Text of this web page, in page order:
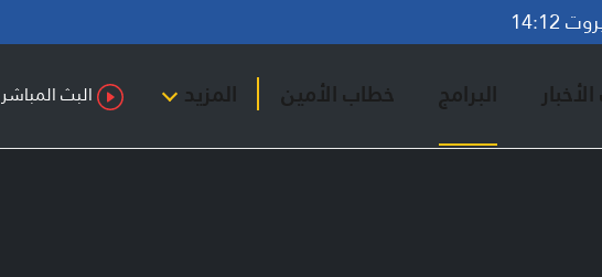
14:12
البرامج خطاب الأمين المزيد البث المباشر